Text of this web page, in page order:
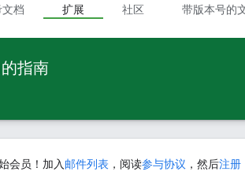
档 扩展 社区 带版本号的
指南
会员！加入 邮件列表 ，阅读参与协议 ，然后注册